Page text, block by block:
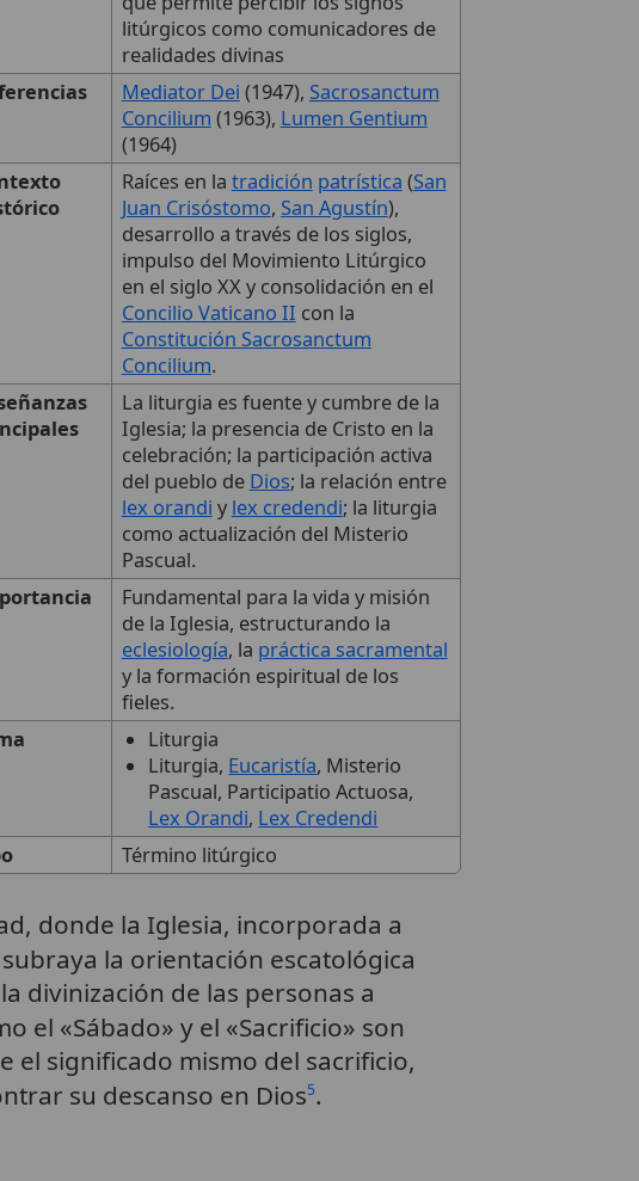
litúrgicos como comunicadores de
realidades divinas
Mediator Dei (1947), Sacrosanctum
Concilium (1963), Lumen Gentium
(1964)
Raíces en la tradición patrística (San
Juan Crisóstomo, San Agustín),
desarrollo a través de los siglos,
impulso del Movimiento Litúrgico
en el siglo XX y consolidación en el
Concilio Vaticano II con la
Constitución Sacrosanctum
Concilium.
La liturgia es fuente y cumbre de la
Iglesia; la presencia de Cristo en la
celebración; la participación activa
del pueblo de Dios; la relación entre
lex orandi y lex credendi; la liturgia
como actualización del Misterio
Pascual.
Fundamental para la vida y misión
de la Iglesia, estructurando la
eclesiología, la práctica sacramental
y la formación espiritual de los
fieles.
Liturgia
Liturgia, Eucaristía, Misterio
Pascual, Participatio Actuosa,
Lex Orandi, Lex Credendi
Término litúrgico
donde la Iglesia, incorporada a
la orientación escatológica
divinización de las personas a
el «Sábado» y el «Sacrificio» son
el significado mismo del sacrificio,
su descanso en Dios5.